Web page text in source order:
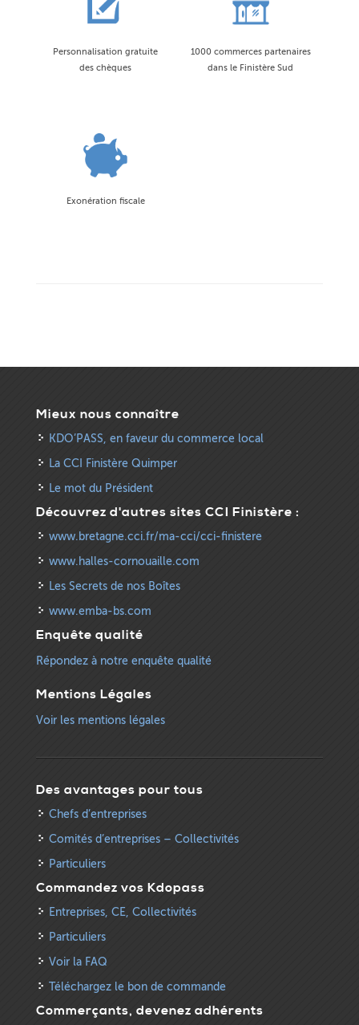
Personnalisation gratuite
des chèques
1000 commerces partenaires
dans le Finistère Sud
Exonération fiscale
Mieux nous connaître
KDO’PASS, en faveur du commerce local
La CCI Finistère Quimper
Le mot du Président
Découvrez d'autres sites CCI Finistère :
www.bretagne.cci.fr/ma-cci/cci-finistere
www.halles-cornouaille.com
Les Secrets de nos Boîtes
www.emba-bs.com
Enquête qualité
Répondez à notre enquête qualité
Mentions Légales
Voir les mentions légales
Des avantages pour tous
Chefs d’entreprises
Comités d’entreprises – Collectivités
Particuliers
Commandez vos Kdopass
Entreprises, CE, Collectivités
Particuliers
Voir la FAQ
Téléchargez le bon de commande
Commerçants, devenez adhérents